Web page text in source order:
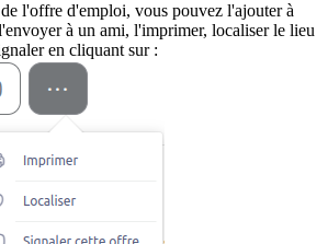
l'offre d'emploi, vous pouvez l'ajouter à
à un ami, l'imprimer, localiser le lieu
en cliquant sur :